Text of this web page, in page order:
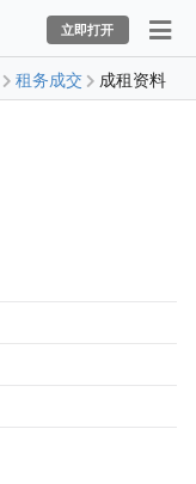
立即打开
租务成交 成租资料